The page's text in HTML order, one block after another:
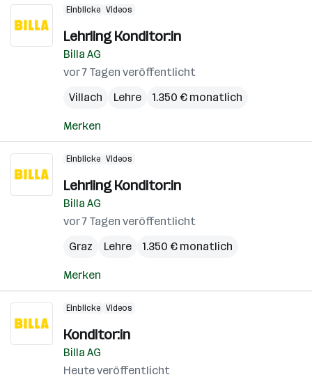
Einblicke Videos
Lehrling Konditor:in
Billa AG
vor 7 Tagen veröffentlicht
Villach
Lehre 1.350 € monatlich
Merken
Einblicke Videos
Lehrling Konditor:in
Billa AG
vor 7 Tagen veröffentlicht
Graz
Lehre 1.350 € monatlich
Merken
Einblicke Videos
Konditor:in
Billa AG
Heute veröffentlicht